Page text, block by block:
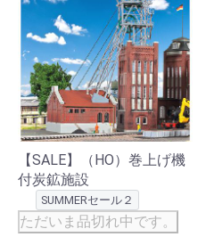
【SALE】（HO）巻上げ機
付炭鉱施設
SUMMERセール２
ただいま品切れ中です。